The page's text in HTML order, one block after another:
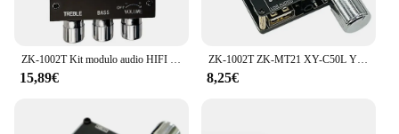
15,89€
ZK-1002T ZK-MT21 XY-C50L YS-XPSM Scheda altoparlanti stereo con amplificatore a 2.1 canali HIFI compatibile con Bluetooth 2.0
8,25€